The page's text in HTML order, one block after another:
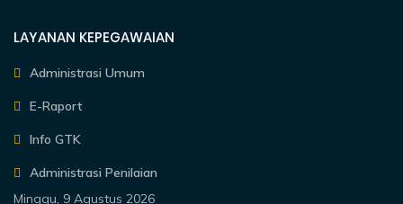
LAYANAN KEPEGAWAIAN
Administrasi Umum
E-Raport
Info GTK
Administrasi Penilaian
Minggu, 9 Agustus 2026